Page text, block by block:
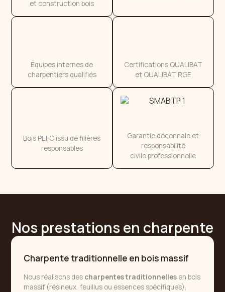
et construction bois
Équipes internes de
charpentiers qualifiés
Certifications QUALIBAT
et QUALIBAT RGE
Bois PEFC issu de filières
responsables
Garantie décennale et
responsabilité
civile professionnelle
Nos prestations en charpente
Charpente traditionnelle en bois massif
Nous réalisons des charpentes traditionnelles en bois
massif (résineux, feuillus ou essences spécifiques),